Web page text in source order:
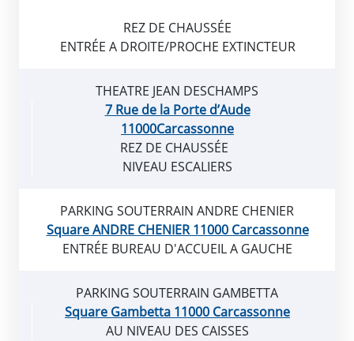
REZ DE CHAUSSÉE
ENTRÉE A DROITE/PROCHE EXTINCTEUR
THEATRE JEAN DESCHAMPS
7 Rue de la Porte d’Aude
11000Carcassonne
REZ DE CHAUSSÉE
NIVEAU ESCALIERS
PARKING SOUTERRAIN ANDRE CHENIER
Square ANDRE CHENIER 11000 Carcassonne
ENTRÉE BUREAU D'ACCUEIL A GAUCHE
PARKING SOUTERRAIN GAMBETTA
Square Gambetta 11000 Carcassonne
AU NIVEAU DES CAISSES